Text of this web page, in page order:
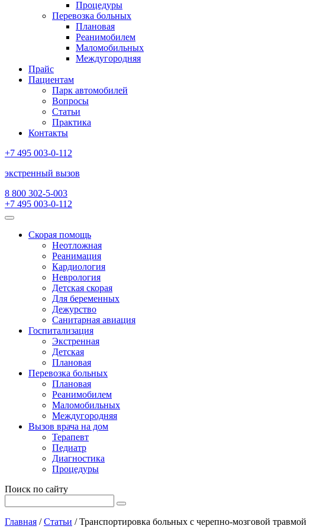
Процедуры
Перевозка больных
Плановая
Реанимобилем
Маломобильных
Междугородняя
Прайс
Пациентам
Парк автомобилей
Вопросы
Статьи
Практика
Контакты
+7 495 003-0-112
экстренный вызов
8 800 302-5-003
+7 495 003-0-112
Скорая помощь
Неотложная
Реанимация
Кардиология
Неврология
Детская скорая
Для беременных
Дежурство
Санитарная авиация
Госпитализация
Экстренная
Детская
Плановая
Перевозка больных
Плановая
Реанимобилем
Маломобильных
Междугородняя
Вызов врача на дом
Терапевт
Педиатр
Диагностика
Процедуры
Поиск по сайту
Главная /Статьи /Транспортировка больных с черепно-мозговой травмой